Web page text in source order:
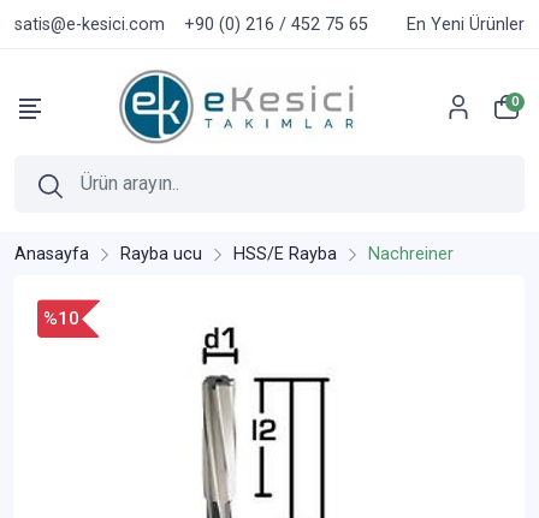
satis@e-kesici.com +90 (0) 216 / 452 75 65 En Yeni Ürünler
0
Anasayfa Rayba ucu HSS/E Rayba Nachreiner
%10